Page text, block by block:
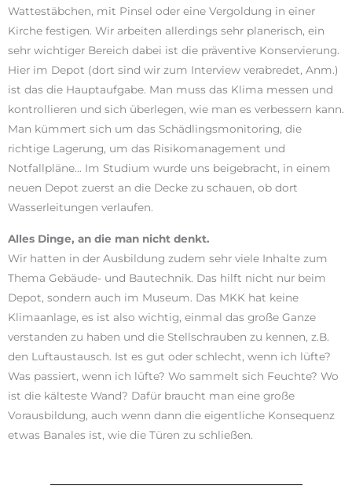
Wattestäbchen, mit Pinsel oder eine Vergoldung in einer
Kirche festigen. Wir arbeiten allerdings sehr planerisch, ein
sehr wichtiger Bereich dabei ist die präventive Konservierung.
Hier im Depot (dort sind wir zum Interview verabredet, Anm.)
ist das die Hauptaufgabe. Man muss das Klima messen und
kontrollieren und sich überlegen, wie man es verbessern kann.
Man kümmert sich um das Schädlingsmonitoring, die
richtige Lagerung, um das Risikomanagement und
Notfallpläne… Im Studium wurde uns beigebracht, in einem
neuen Depot zuerst an die Decke zu schauen, ob dort
Wasserleitungen verlaufen.
Alles Dinge, an die man nicht denkt.
Wir hatten in der Ausbildung zudem sehr viele Inhalte zum
Thema Gebäude- und Bautechnik. Das hilft nicht nur beim
Depot, sondern auch im Museum. Das MKK hat keine
Klimaanlage, es ist also wichtig, einmal das große Ganze
verstanden zu haben und die Stellschrauben zu kennen, z.B.
den Luftaustausch. Ist es gut oder schlecht, wenn ich lüfte?
Was passiert, wenn ich lüfte? Wo sammelt sich Feuchte? Wo
ist die kälteste Wand? Dafür braucht man eine große
Vorausbildung, auch wenn dann die eigentliche Konsequenz
etwas Banales ist, wie die Türen zu schließen.